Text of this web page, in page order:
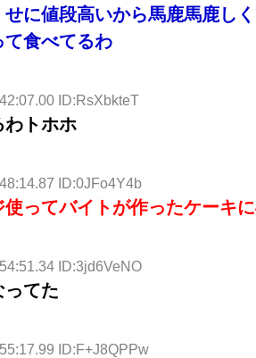
に値段高いから馬鹿馬鹿し
食べてるわ
ID:RsXbkteT
わトホホ
ID:0JFo4Y4b
ってバイトが作ったケーキ
ID:3jd6VeNO
ってた
ID:F+J8QPPw